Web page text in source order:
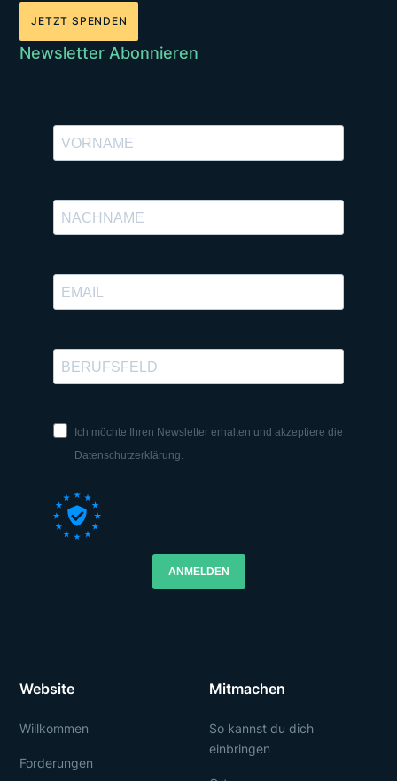
JETZT SPENDEN
Newsletter Abonnieren
Ich möchte Ihren Newsletter erhalten und akzeptiere die
Datenschutzerklärung.
ANMELDEN
Website
Willkommen
Forderungen
Mitmachen
So kannst du dich
einbringen